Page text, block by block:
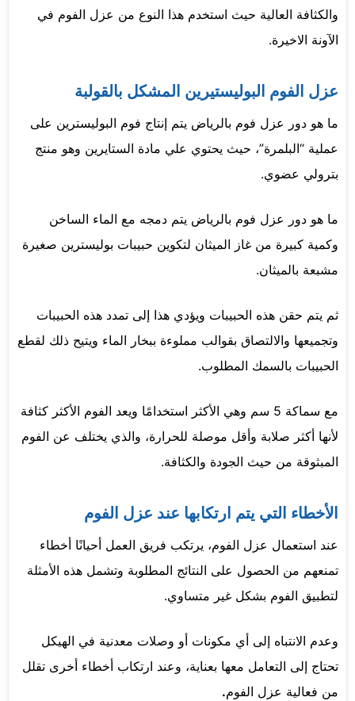
والكثافة العالية حيث استخدم هذا النوع من عزل الفوم في
الآونة الاخيرة.
عزل الفوم البوليستيرين المشكل بالقولبة
ما هو دور عزل فوم بالرياض يتم إنتاج فوم البوليسترين على
عملية “البلمرة”، حيث يحتوي علي مادة الستايرين وهو منتج
بترولي عضوي.
ما هو دور عزل فوم بالرياض يتم دمجه مع الماء الساخن
وكمية كبيرة من غاز الميثان لتكوين حبيبات بوليسترين صغيرة
مشبعة بالميثان.
ثم يتم حقن هذه الحبيبات ويؤدي هذا إلى تمدد هذه الحبيبات
وتجميعها والالتصاق بقوالب مملوءة ببخار الماء ويتيح ذلك لقطع
الحبيبات بالسمك المطلوب.
مع سماكة 5 سم وهي الأكثر استخدامًا ويعد الفوم الأكثر كثافة
لأنها أكثر صلابة وأقل موصلة للحرارة، والذي يختلف عن الفوم
المبثوقة من حيث الجودة والكثافة.
الأخطاء التي يتم ارتكابها عند عزل الفوم
عند استعمال عزل الفوم، يرتكب فريق العمل أحيانًا أخطاء
تمنعهم من الحصول على النتائج المطلوبة وتشمل هذه الأمثلة
لتطبيق الفوم بشكل غير متساوي.
وعدم الانتباه إلى أي مكونات أو وصلات معدنية في الهيكل
تحتاج إلى التعامل معها بعناية، وعند ارتكاب أخطاء أخرى تقلل
من فعالية عزل الفوم.